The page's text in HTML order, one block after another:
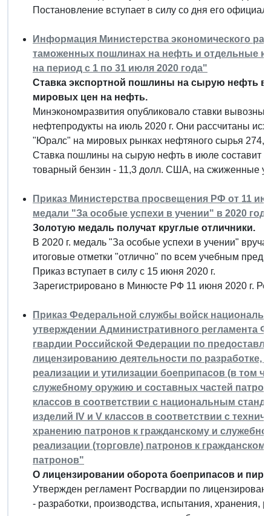
Постановление вступает в силу со дня его
Информация Министерства экономического
таможенных пошлинах на нефть и отдельные
на период с 1 по 31 июля 2020 года"
Ставка экспортной пошлины на сырую нефть в
мировых цен на нефть.
Минэкономразвития опубликовало ставки
нефтепродукты на июль 2020 г. Они рассчитаны
"Юралс" на мировых рынках нефтяного сырья
Ставка пошлины на сырую нефть в июле составит
товарный бензин - 11,3 долл. США, на сжиженные
Приказ Министерства просвещения РФ от 11
медали "За особые успехи в учении" в 2020
Золотую медаль получат круглые отличники.
В 2020 г. медаль "За особые успехи в учении"
итоговые отметки "отлично" по всем учебным
Приказ вступает в силу с 15 июня 2020 г.
Зарегистрировано в Минюсте РФ 11 июня 2020 г.
Приказ Федеральной службы войск
утверждении Административного регламента
гвардии Российской Федерации по
лицензированию деятельности по разработке,
реализации и утилизации боеприпасов (в том
служебному оружию и составных частей
классов в соответствии с национальным
изделий IV и V классов в соответствии с
хранению патронов к гражданскому и
реализации (торговле) патронов к
патронов"
О лицензировании оборота боеприпасов и
Утвержден регламент Росгвардии по
- разработки, производства, испытания, хранения,